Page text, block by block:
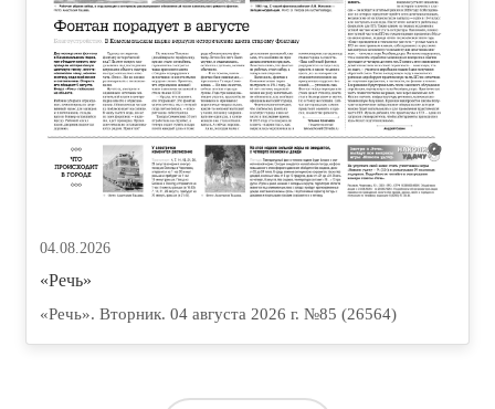
04.08.2026
«Речь»
«Речь». Вторник. 04 августа 2026 г. №85 (26564)